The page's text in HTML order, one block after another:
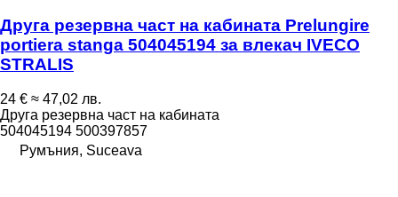
Друга резервна част на кабината Prelungire
portiera stanga 504045194 за влекач IVECO
STRALIS
24 € ≈ 47,02 лв.
Друга резервна част на кабината
504045194 500397857
Румъния, Suceava